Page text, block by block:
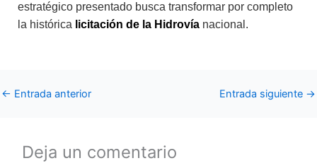
estratégico presentado busca transformar por completo
la histórica licitación de la Hidrovíanacional.
← Entrada anterior Entrada siguiente →
Deja un comentario